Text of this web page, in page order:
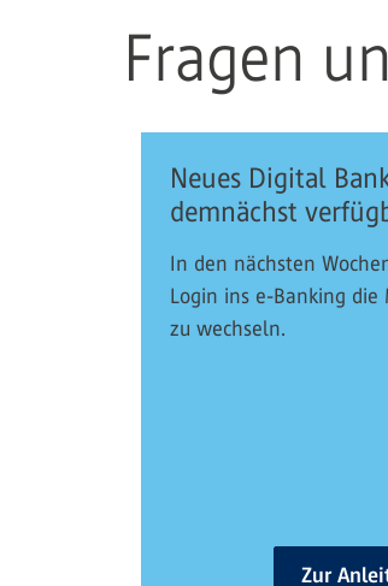
Fragen
Neues Digital
demnächst
In den nächsten
Login ins e-Banking
zu wechseln.
Zur